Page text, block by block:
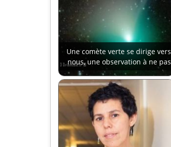
Une comète verte se dirige vers
nous, une observation à ne pas
rater